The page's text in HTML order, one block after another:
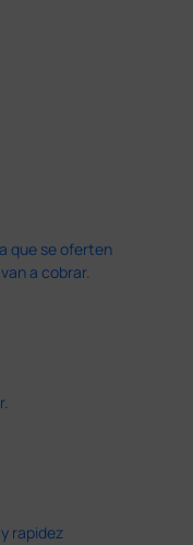
que se oferten
a cobrar.
rapidez